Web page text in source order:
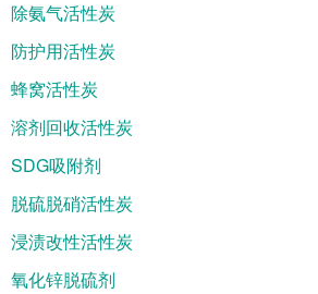
除氨气活性炭
防护用活性炭
蜂窝活性炭
溶剂回收活性炭
SDG吸附剂
脱硫脱硝活性炭
浸渍改性活性炭
氧化锌脱硫剂